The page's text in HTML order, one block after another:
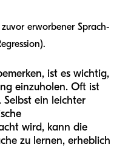
zuvor erworbener Sprach-
ist es wichtig,
einzuholen. Oft ist
ein leichter
wird, kann die
zu lernen, erheblich